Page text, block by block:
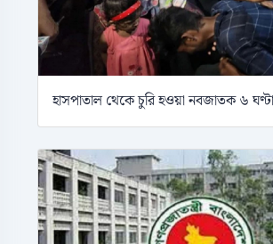
হাসপাতাল থেকে চুরি হওয়া নবজাতক ৬